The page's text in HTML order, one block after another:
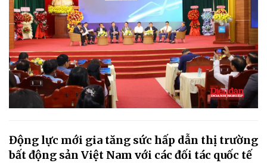
Động lực mới gia tăng sức hấp dẫn thị trường
bất động sản Việt Nam với các đối tác quốc tế